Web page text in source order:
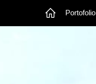
Portofolio